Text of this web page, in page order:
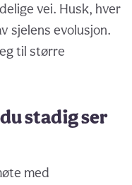
vei. Husk, hver
sjelens evolusjon.
til større
stadig ser
med